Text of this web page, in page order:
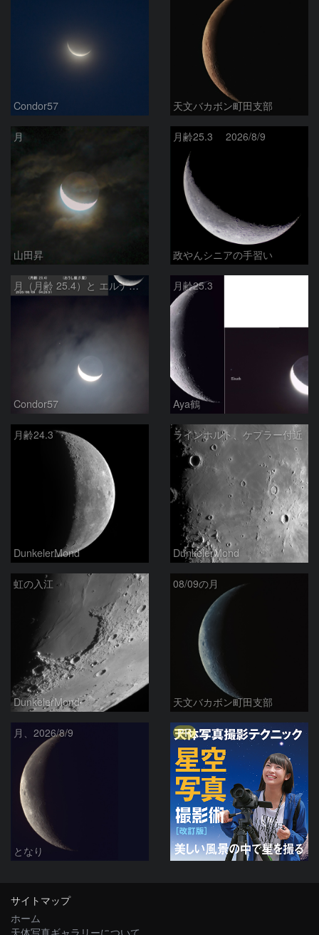
Condor57 天文バカボン町田支部
月
山田昇
月齢25.3 2026/8/9
政やんシニアの手習い
月（月齢 25.4）と エルナト（おうし座β星）
Condor57
月齢25.3
Aya鶴
月齢24.3
DunkelerMond
ラインホルト、ケプラー付近
DunkelerMond
虹の入江
DunkelerMond
08/09の月
天文バカボン町田支部
月、2026/8/9
となり
PR
サイトマップ
ホーム
天体写真ギャラリーについて